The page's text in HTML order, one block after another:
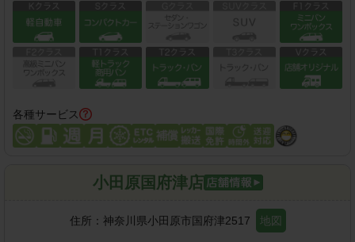
各種サービス
小田原国府津店
住所： 神奈川県小田原市国府津2517 地図